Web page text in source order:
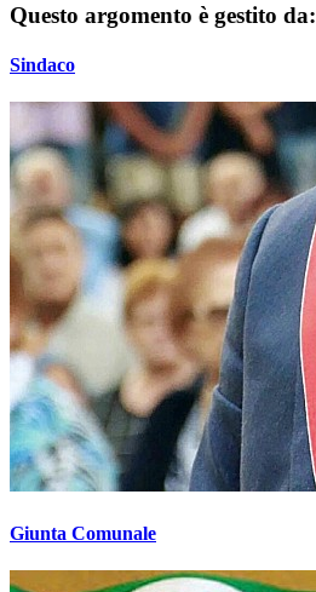
Questo argomento è gestito da:
Sindaco
Giunta Comunale